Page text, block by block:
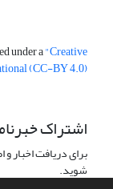
under a"Creative
(CC-BY 4.0)"
اشتراک
برای دریافت اخبار
شوید.